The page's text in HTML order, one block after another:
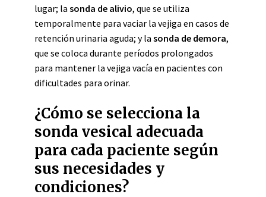
lugar; la sonda de alivio, que se utiliza
temporalmente para vaciar la vejiga en casos de
retención urinaria aguda; y la sonda de demora,
que se coloca durante períodos prolongados
para mantener la vejiga vacía en pacientes con
dificultades para orinar.
¿Cómo se selecciona la
sonda vesical adecuada
para cada paciente según
sus necesidades y
condiciones?